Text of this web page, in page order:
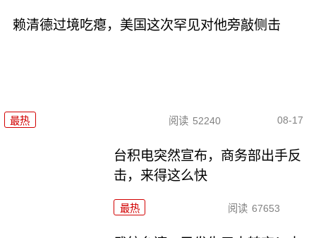
赖清德过境吃瘪，美国这次罕见对他旁敲侧击
最热 阅读 52240 08-17
台积电突然宣布，商务部出手反
击，来得这么快
最热 阅读 67653